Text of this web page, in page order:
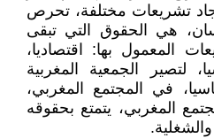
تشريعات مختلفة، تحرص
هي الحقوق التي تبقى
المعمول بها: اقتصاديا،
لتصير الجمعية المغربية
في المجتمع المغربي،
المغربي، يتمتع بحقوقه
والشغلية.